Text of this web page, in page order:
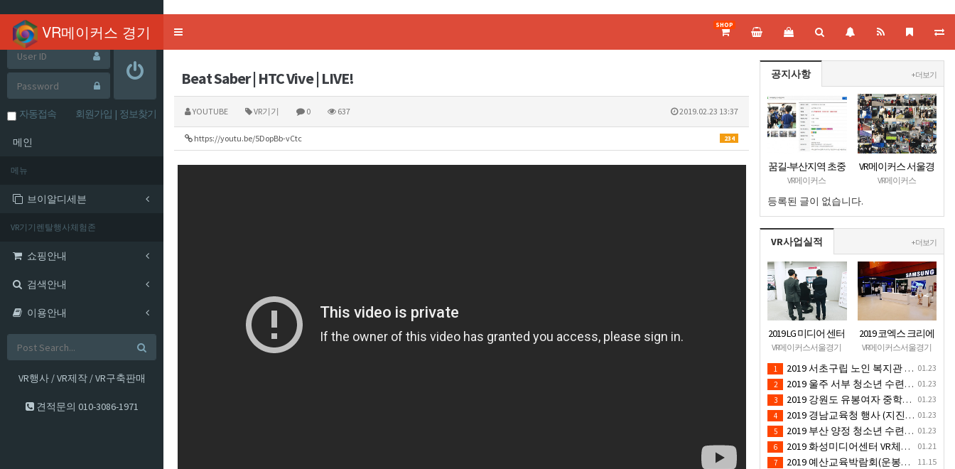
VR메이커스 경기
Toggle
SHOP
자동접속 회원가입 | 정보찾기
메인
메뉴
브이알디세븐
VR기기렌탈행사체험존
쇼핑안내
검색안내
이용안내
VR행사 / VR제작 / VR구축판매
견적문의 010-3086-1971
Beat Saber | HTC Vive | LIVE!
YOUTUBE VR기기 0 637 2019.02.23 13:37
234
https://youtu.be/5DopBb-vCtc
공지사항 + 더보기
꿈길-부산지역 초중
고대상 VR진로직업
체험 + VR안전교육
프로그램 운영공고
VR메이커스
VR메이커스 서울경
기지부 홈페이지 오
VR메이커스
등록된 글이 없습니다.
VR사업실적 + 더보기
2019 LG 미디어 센터
(졸음운전/ 음주운
전 체험 행사) VR 체
험 - VR 렌탈대여 행
사
VR메이커스서울경기
2019 코엑스 크리에
이터 페스티벌 VR체
험 부스 (인기 VR 체
험) - VR렌탈대여 행
사
VR메이커스서울경기
01.23
1 2019 서초구립 노인 복지관 (VR 설치) - VR 구축 판매
01.23
2 2019 울주 서부 청소년 수련관 (VR 설치) - VR 구축 판매
01.23
3 2019 강원도 유봉여자 중학교(학교 축제 행사 / 인기 VR 컨텐츠 ) - VR렌탈대여 행사
01.23
4 2019 경남교육청 행사 (지진 화재대피 / VR 체험) _ VR 렌탈대여행사
01.23
5 2019 부산 양정 청소년 수련관 (VR 설치) - VR구축 판매
01.21
6 2019 화성미디어센터 VR체험 부스 (인기 4D 시뮬레이터 체험)- VR렌탈
11.15
7 2019 예산교육박람회(운봉길체육관) VR체험부스(직업진로체험 / 인기VR체험)-VR렌탈대여행사